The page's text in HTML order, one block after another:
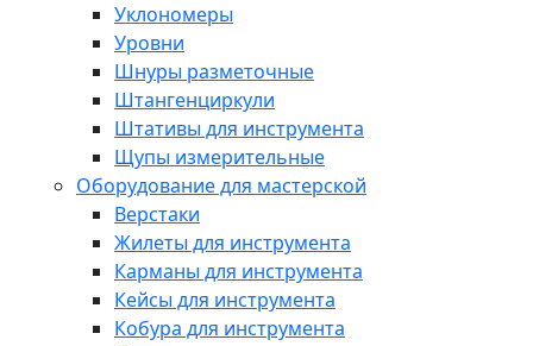
Уклономеры
Уровни
Шнуры разметочные
Штангенциркули
Штативы для инструмента
Щупы измерительные
Оборудование для мастерской
Верстаки
Жилеты для инструмента
Карманы для инструмента
Кейсы для инструмента
Кобура для инструмента